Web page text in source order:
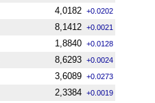
4,0182 +0.0202
8,1412 +0.0021
1,8840 +0.0128
8,6293 +0.0024
3,6089 +0.0273
2,3384 +0.0019